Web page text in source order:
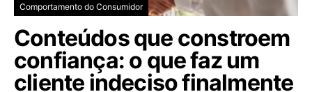
Comportamento do Consumidor
Conteúdos que constroem
confiança: o que faz um
cliente indeciso finalmente